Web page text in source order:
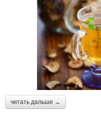
читать дальше →